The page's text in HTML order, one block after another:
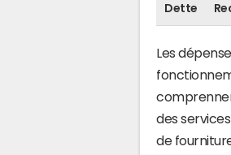
Dette
Les
des
de